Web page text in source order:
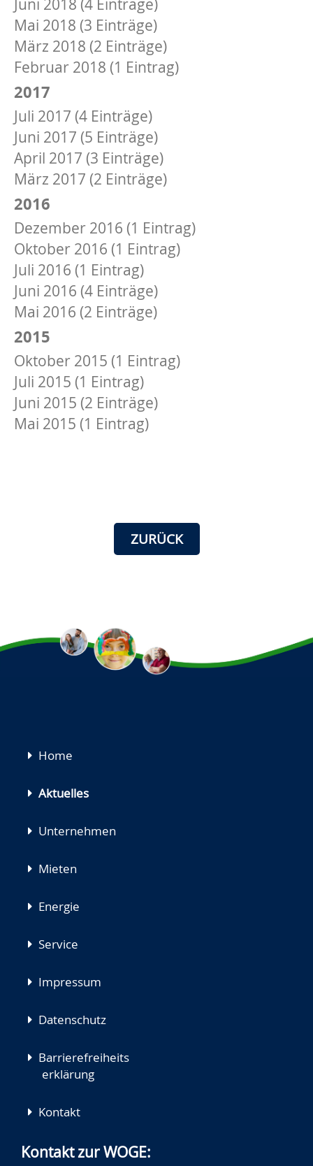
Juni 2018 (4 Einträge)
Mai 2018 (3 Einträge)
März 2018 (2 Einträge)
Februar 2018 (1 Eintrag)
2017
Juli 2017 (4 Einträge)
Juni 2017 (5 Einträge)
April 2017 (3 Einträge)
März 2017 (2 Einträge)
2016
Dezember 2016 (1 Eintrag)
Oktober 2016 (1 Eintrag)
Juli 2016 (1 Eintrag)
Juni 2016 (4 Einträge)
Mai 2016 (2 Einträge)
2015
Oktober 2015 (1 Eintrag)
Juli 2015 (1 Eintrag)
Juni 2015 (2 Einträge)
Mai 2015 (1 Eintrag)
ZURÜCK
Navigation
Home
Aktuelles
Unternehmen
Mieten
Energie
Service
Impressum
Datenschutz
Barrierefreiheits
erklärung
Kontakt
Kontakt zur WOGE: